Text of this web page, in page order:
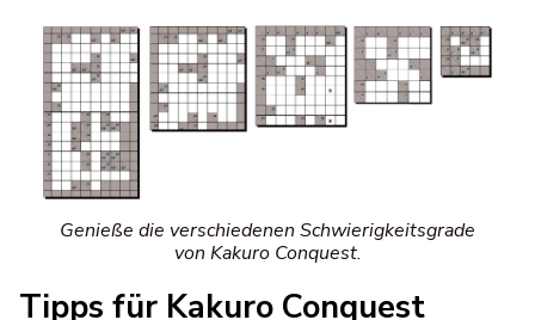
Genieße die verschiedenen Schwierigkeitsgrade
von Kakuro Conquest.
Tipps für Kakuro Conquest